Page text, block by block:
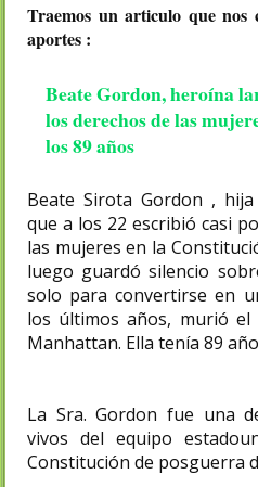
Traemos un articulo que nos
aportes :
Beate Gordon, heroína
los derechos de las
los 89 años
Beate Sirota Gordon ,
que a los 22 escribió casi
las mujeres en la
luego guardó silencio
solo para convertirse en
los últimos años, murió
Manhattan. Ella tenía 89
La Sra. Gordon fue una
vivos del equipo
Constitución de posguerra